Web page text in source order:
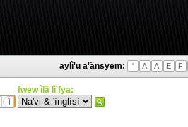
aylì'u a'änsyem: ' A Ä E F
ì
fwew ìlä lì'fya: